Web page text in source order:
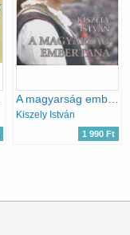
A magyarság embertana
Kiszely István
1 990 Ft